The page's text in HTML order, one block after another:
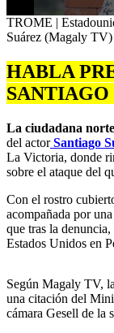
0
seconds
53
seconds
TROME |
Suárez (Magaly TV)
HABLA
SANTIAGO
La ciudadana
del actor Santiago
La Victoria, donde
sobre el ataque del
Con el rostro
acompañada por
que tras la
Estados Unidos en
Según Magaly TV,
una citación del
cámara Gesell de la